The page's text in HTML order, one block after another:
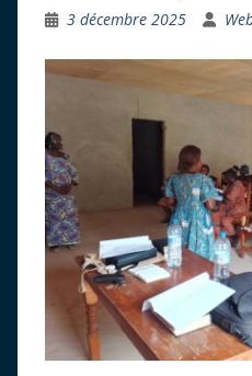
3 décembre 2025